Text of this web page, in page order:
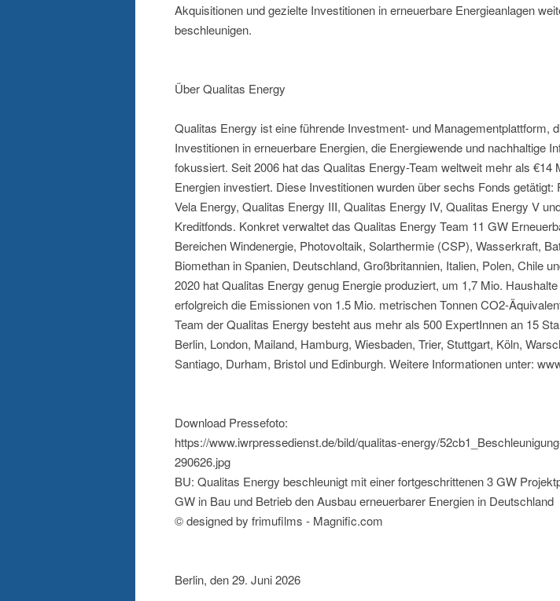
Akquisitionen und gezielte Investitionen in erneuerbare Energieanlagen
beschleunigen.
Über Qualitas Energy
Qualitas Energy ist eine führende Investment- und Managementplattform,
Investitionen in erneuerbare Energien, die Energiewende und nachhaltige
fokussiert. Seit 2006 hat das Qualitas Energy-Team weltweit mehr als €14
Energien investiert. Diese Investitionen wurden über sechs Fonds getätigt:
Vela Energy, Qualitas Energy III, Qualitas Energy IV, Qualitas Energy V
Kreditfonds. Konkret verwaltet das Qualitas Energy Team 11 GW
Bereichen Windenergie, Photovoltaik, Solarthermie (CSP), Wasserkraft,
Biomethan in Spanien, Deutschland, Großbritannien, Italien, Polen, Chile
2020 hat Qualitas Energy genug Energie produziert, um 1,7 Mio.
erfolgreich die Emissionen von 1.5 Mio. metrischen Tonnen CO2-
Team der Qualitas Energy besteht aus mehr als 500 ExpertInnen an 15
Berlin, London, Mailand, Hamburg, Wiesbaden, Trier, Stuttgart, Köln,
Santiago, Durham, Bristol und Edinburgh. Weitere Informationen unter:
Download Pressefoto:
https://www.iwrpressedienst.de/bild/qualitas-energy/
290626.jpg
BU: Qualitas Energy beschleunigt mit einer fortgeschrittenen 3 GW
GW in Bau und Betrieb den Ausbau erneuerbarer Energien in Deutschland
© designed by frimufilms - Magnific.com
Berlin, den 29. Juni 2026